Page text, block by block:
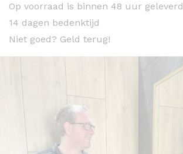
Op voorraad is binnen 48 uur geleverd
14 dagen bedenktijd
Niet goed? Geld terug!